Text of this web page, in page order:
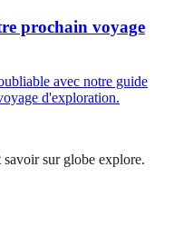
prochain voyage
avec notre guide
d'exploration.
savoir sur globe explore.